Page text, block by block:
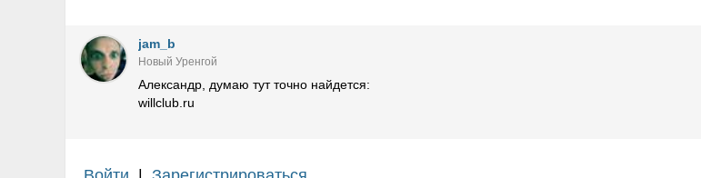
jam_b
Новый Уренгой
Александр, думаю тут точно найдется:
willclub.ru